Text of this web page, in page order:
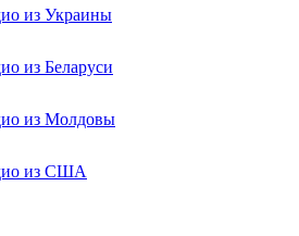
из Украины
из Беларуси
из Молдовы
из США